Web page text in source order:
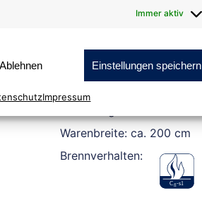
Immer aktiv
Ablehnen Einstellungen speichern
Impressum
103 signalgelb
Warenbreite: ca. 200 cm
Brennverhalten: